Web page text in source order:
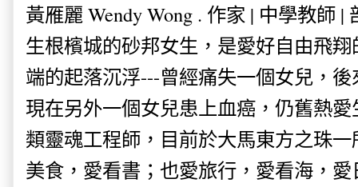
黃雁麗 Wendy Wong . 作家 | 中學教師 |
生根檳城的砂邦女生，是愛好自由飛
端的起落沉浮---曾經痛失一個女兒，
現在另外一個女兒患上血癌，仍舊熱
類靈魂工程師，目前於大馬東方之珠
美食，愛看書；也愛旅行，愛看海，